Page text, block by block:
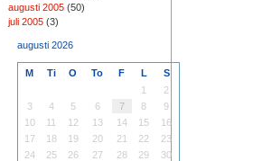
augusti 2005(50)
juli 2005(3)
augusti 2026
M Ti O To F L S
1
2
3
4 5 6 7 8
9
10
11 12 13 14 15
16
17
18 19 20 21 22
23
24
25 26 27 28 29
30